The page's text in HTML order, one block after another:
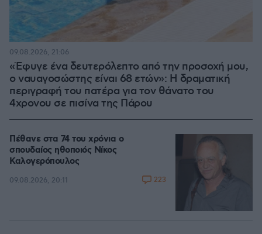
«Έφυγε ένα δευτερόλεπτο από την προσοχή μου,
ο ναυαγοσώστης είναι 68 ετών»: Η δραματική
περιγραφή του πατέρα για τον θάνατο του
4χρονου σε πισίνα της Πάρου
09.08.2026, 21:06
Πέθανε στα 74 του χρόνια ο
σπουδαίος ηθοποιός Νίκος
Καλογερόπουλος
09.08.2026, 20:11 223